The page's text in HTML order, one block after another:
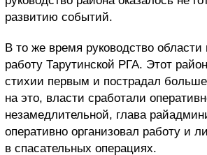
развитию событий.
В то же время руководство
работу Тарутинской РГА. Этот
стихии первым и пострадал
на это, власти сработали
незамедлительной, глава
оперативно организовал работу и
в спасательных операциях.